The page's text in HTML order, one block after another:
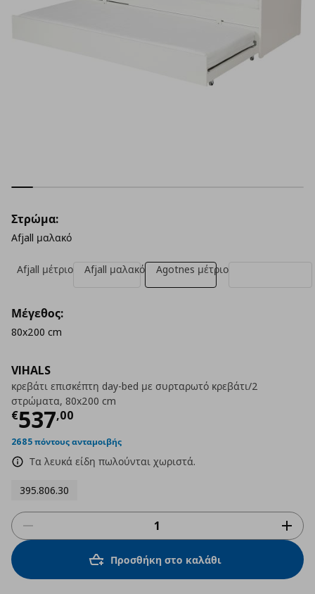
VIHALS
κρεβάτι επισκέπτη day-bed με συρταρωτό κρεβάτι/2
στρώματα, 80x200 cm
€537,00
Τρέχουσα τιμή
2685 πόντους ανταμοιβής
Τα λευκά είδη πωλούνται χωριστά.
395.806.30
Στρώμα:
Afjall μαλακό
Afjall μέτριο Afjall μαλακό Agotnes μέτριο
Μέγεθος:
80x200 cm
Προσθήκη στο καλάθι